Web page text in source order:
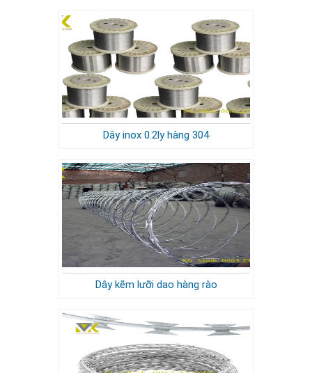
Dây inox 0.2ly hàng 304
Dây kẽm lưỡi dao hàng rào